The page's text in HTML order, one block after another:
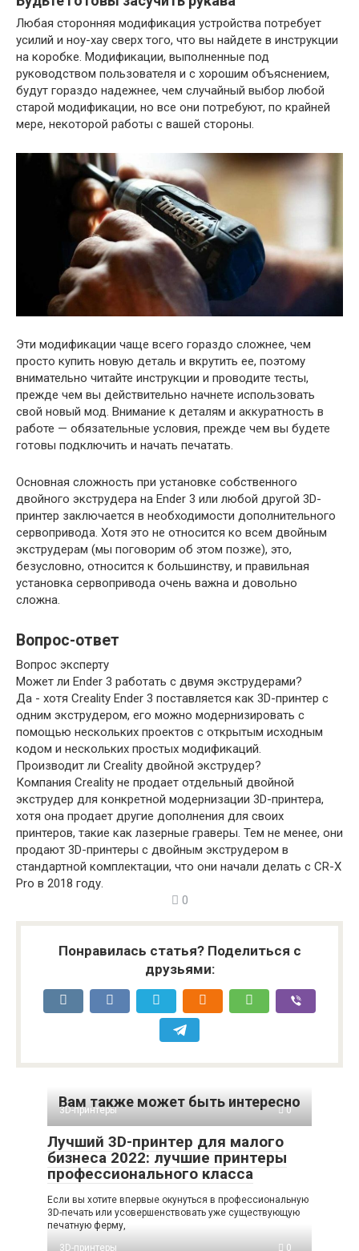
Любая сторонняя модификация устройства потребует
усилий и ноу-хау сверх того, что вы найдете в инструкции
на коробке. Модификации, выполненные под
руководством пользователя и с хорошим объяснением,
будут гораздо надежнее, чем случайный выбор любой
старой модификации, но все они потребуют, по крайней
мере, некоторой работы с вашей стороны.
Эти модификации чаще всего гораздо сложнее, чем
просто купить новую деталь и вкрутить ее, поэтому
внимательно читайте инструкции и проводите тесты,
прежде чем вы действительно начнете использовать
свой новый мод. Внимание к деталям и аккуратность в
работе — обязательные условия, прежде чем вы будете
готовы подключить и начать печатать.
Основная сложность при установке собственного
двойного экструдера на Ender 3 или любой другой 3D-
принтер заключается в необходимости дополнительного
сервопривода. Хотя это не относится ко всем двойным
экструдерам (мы поговорим об этом позже), это,
безусловно, относится к большинству, и правильная
установка сервопривода очень важна и довольно
сложна.
Вопрос-ответ
Вопрос эксперту
Может ли Ender 3 работать с двумя экструдерами?
Да - хотя Creality Ender 3 поставляется как 3D-принтер с
одним экструдером, его можно модернизировать с
помощью нескольких проектов с открытым исходным
кодом и нескольких простых модификаций.
Производит ли Creality двойной экструдер?
Компания Creality не продает отдельный двойной
экструдер для конкретной модернизации 3D-принтера,
хотя она продает другие дополнения для своих
принтеров, такие как лазерные граверы. Тем не менее, они
продают 3D-принтеры с двойным экструдером в
стандартной комплектации, что они начали делать с CR-X
Pro в 2018 году.
0
Понравилась статья? Поделиться с
друзьями:
Вам также может быть интересно
3D-принтеры 0
Лучший 3D-принтер для малого
бизнеса 2022: лучшие принтеры
профессионального класса
Если вы хотите впервые окунуться в профессиональную
3D-печать или усовершенствовать уже существующую
печатную ферму,
3D-принтеры
0